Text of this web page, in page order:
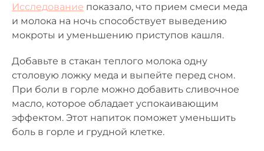
Исследование показало, что прием смеси меда
и молока на ночь способствует выведению
мокроты и уменьшению приступов кашля.
Добавьте в стакан теплого молока одну
столовую ложку меда и выпейте перед сном.
При боли в горле можно добавить сливочное
масло, которое обладает успокаивающим
эффектом. Этот напиток поможет уменьшить
боль в горле и грудной клетке.